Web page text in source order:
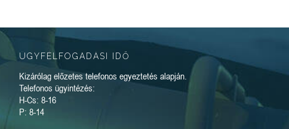
ÜGYFÉLFOGADÁSI IDŐ
Kizárólag előzetes telefonos egyeztetés alapján.
Telefonos ügyintézés:
H-Cs: 8-16
P: 8-14